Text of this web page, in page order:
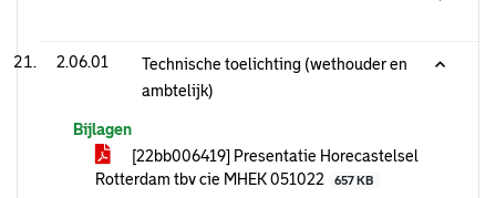
2.06.01
Technische toelichting (wethouder en
ambtelijk)
Bijlagen
[22bb006419] Presentatie Horecastelsel
Rotterdam tbv cie MHEK 051022
657 KB